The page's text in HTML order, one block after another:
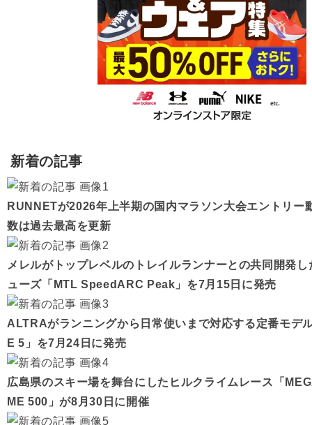
新着の記事
RUNNETが2026年上半期の国内マラソン大会エントリー
数は過去最高を更新
メレルがトップレベルのトレイルランナーとの共同開発
ューズ「MTL SpeedARC Peak」を7月15日に発売
ALTRAがランニングから日常使いまで対応する定番モデ
E 5」を7月24日に発売
広島県のスキー場を舞台にしたヒルクライムレース「
ME 500」が8月30日に開催